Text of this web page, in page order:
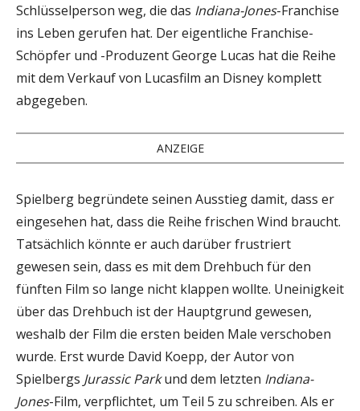
Schlüsselperson weg, die das Indiana-Jones-Franchise
ins Leben gerufen hat. Der eigentliche Franchise-
Schöpfer und -Produzent George Lucas hat die Reihe
mit dem Verkauf von Lucasfilm an Disney komplett
abgegeben.
ANZEIGE
Spielberg begründete seinen Ausstieg damit, dass er
eingesehen hat, dass die Reihe frischen Wind braucht.
Tatsächlich könnte er auch darüber frustriert
gewesen sein, dass es mit dem Drehbuch für den
fünften Film so lange nicht klappen wollte. Uneinigkeit
über das Drehbuch ist der Hauptgrund gewesen,
weshalb der Film die ersten beiden Male verschoben
wurde. Erst wurde David Koepp, der Autor von
Spielbergs Jurassic Parkund dem letzten Indiana-
Jones-Film, verpflichtet, um Teil 5 zu schreiben. Als er